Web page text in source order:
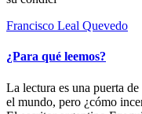
Francisco Leal Quevedo
¿Para qué leemos?
La lectura es una puerta
el mundo, pero ¿cómo